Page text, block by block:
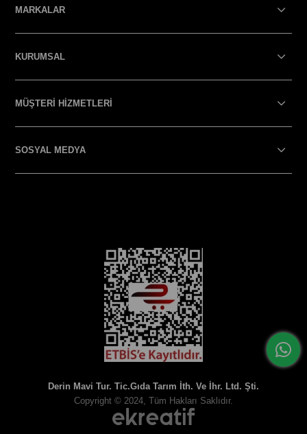
MARKALAR
KURUMSAL
MÜŞTERİ HİZMETLERİ
SOSYAL MEDYA
Derin Mavi Tur. Tic.Gıda Tarım İth. Ve İhr. Ltd. Şti.
Copyright © 2024, Tüm Hakları Saklıdır.